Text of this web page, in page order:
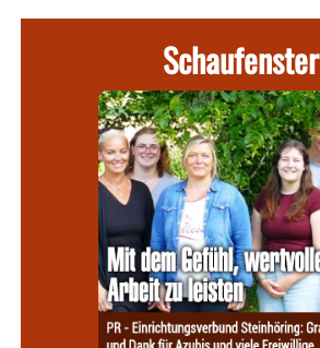
Schaufenster